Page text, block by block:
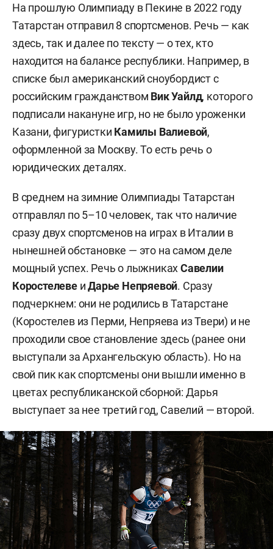
На прошлую Олимпиаду в Пекине в 2022 году
Татарстан отправил 8 спортсменов. Речь — как
здесь, так и далее по тексту — о тех, кто
находится на балансе республики. Например, в
списке был американский сноубордист с
российским гражданством Вик Уайлд, которого
подписали накануне игр, но не было уроженки
Казани, фигуристки Камилы Валиевой,
оформленной за Москву. То есть речь о
юридических деталях.
В среднем на зимние Олимпиады Татарстан
отправлял по 5–10 человек, так что наличие
сразу двух спортсменов на играх в Италии в
нынешней обстановке — это на самом деле
мощный успех. Речь о лыжникахСавелии
Коростелеве иДарье Непряевой. Сразу
подчеркнем: они не родились в Татарстане
(Коростелев из Перми, Непряева из Твери) и не
проходили свое становление здесь (ранее они
выступали за Архангельскую область). Но на
свой пик как спортсмены они вышли именно в
цветах республиканской сборной: Дарья
выступает за нее третий год, Савелий — второй.